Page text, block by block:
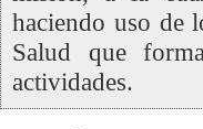
haciendo uso de
Salud que
actividades.